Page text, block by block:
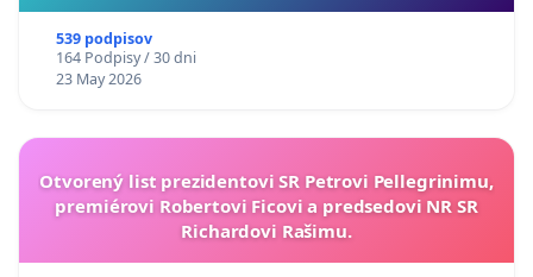
539 podpisov
164 Podpisy / 30 dni
23 May 2026
Otvorený list prezidentovi SR Petrovi Pellegrinimu,
premiérovi Robertovi Ficovi a predsedovi NR SR
Richardovi Rašimu.